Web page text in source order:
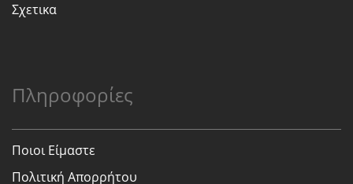
Σχετικα
Πληροφορίες
Ποιοι Είμαστε
Πολιτική Απορρήτου